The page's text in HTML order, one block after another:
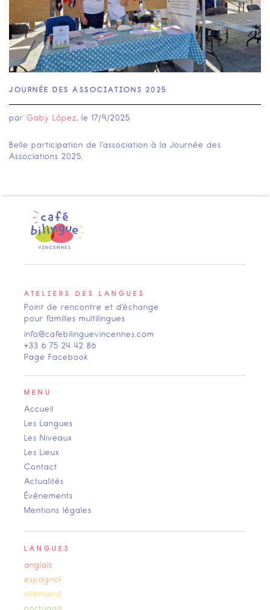
JOURNÉE DES ASSOCIATIONS 2025
par Gaby López, le 17/9/2025
Belle participation de l'association à la Journée des
Associations 2025.
ATELIERS DES LANGUES
Point de rencontre et d'échange
pour familles multilingues
info@cafebilinguevincennes.com
+33 6 75 24 42 86
Page Facebook
MENU
Accueil
Les Langues
Les Niveaux
Les Lieux
Contact
Actualités
Événements
Mentions légales
LANGUES
anglais
espagnol
allemand